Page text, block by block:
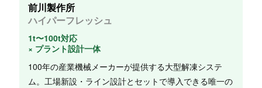
前川製作所
ハイパーフレッシュ
1t〜100t対応
× プラント設計一体
100年の産業機械メーカーが提供する大型解凍システ
ム。工場新設・ライン設計とセットで導入できる唯一の